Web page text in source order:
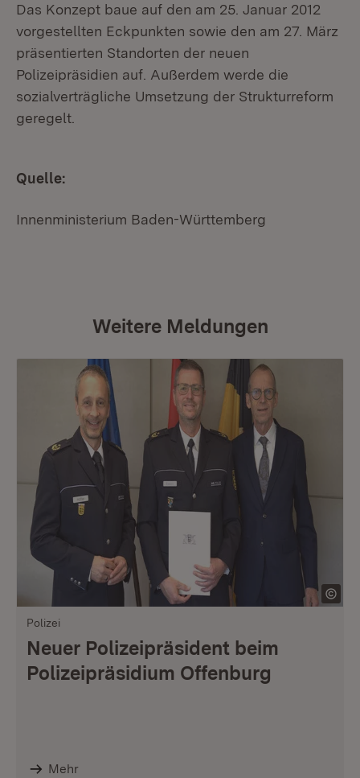
Das Konzept baue auf den am 25. Januar 2012
vorgestellten Eckpunkten sowie den am 27. März
präsentierten Standorten der neuen
Polizeipräsidien auf. Außerdem werde die
sozialverträgliche Umsetzung der Strukturreform
geregelt.
Quelle:
Innenministerium Baden-Württemberg
Weitere Meldungen
Polizei
Neuer Polizeipräsident beim
Polizeipräsidium Offenburg
Mehr